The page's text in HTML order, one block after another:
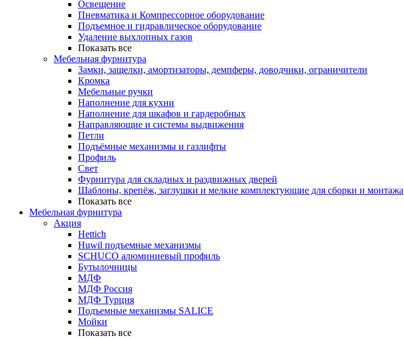
Освещение
Пневматика и Компрессорное оборудование
Подъемное и гидравлическое оборудование
Удаление выхлопных газов
Показать все
Мебельная фурнитура
Замки, защелки, амортизаторы, демпферы, доводчики, ограничители
Кромка
Мебельные ручки
Наполнение для кухни
Наполнение для шкафов и гардеробных
Направляющие и системы выдвижения
Петли
Подъёмные механизмы и газлифты
Профиль
Свет
Фурнитура для складных и раздвижных дверей
Шаблоны, крепёж, заглушки и мелкие комплектующие для сборки и монтажа
Показать все
Мебельная фурнитура
Акция
Hettich
Huwil подъемные механизмы
SCHUCO алюминиевый профиль
Бутылочницы
МДФ
МДФ Россия
МДФ Турция
Подъемные механизмы SALICE
Мойки
Показать все